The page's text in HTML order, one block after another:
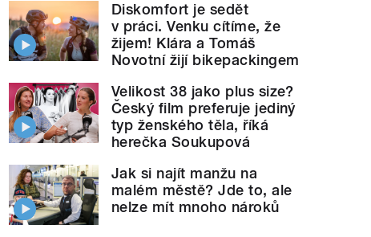
Diskomfort je sedět
v práci. Venku cítíme, že
žijem! Klára a Tomáš
Novotní žijí bikepackingem
Velikost 38 jako plus size?
Český film preferuje jediný
typ ženského těla, říká
herečka Soukupová
Jak si najít manžu na
malém městě? Jde to, ale
nelze mít mnoho nároků